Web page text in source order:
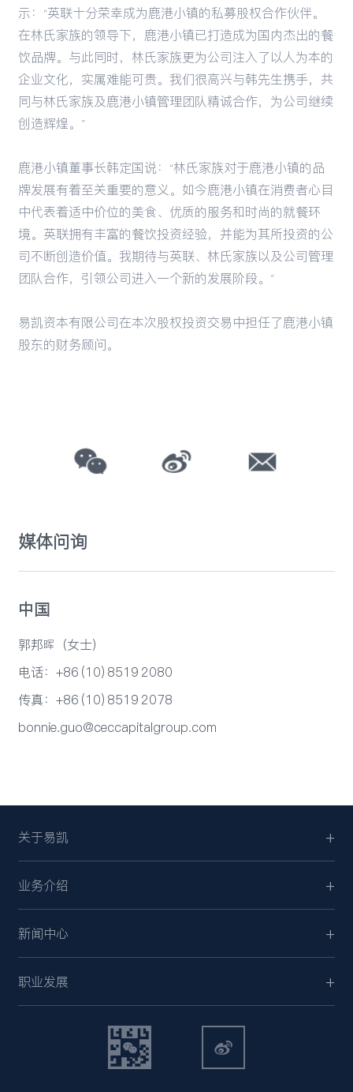
示：“英联十分荣幸成为鹿港小镇的私募股权合作伙伴。
在林氏家族的领导下，鹿港小镇已打造成为国内杰出的餐
饮品牌。与此同时，林氏家族更为公司注入了以人为本的
企业文化，实属难能可贵。我们很高兴与韩先生携手，共
同与林氏家族及鹿港小镇管理团队精诚合作，为公司继续
创造辉煌。”
鹿港小镇董事长韩定国说：“林氏家族对于鹿港小镇的品
牌发展有着至关重要的意义。如今鹿港小镇在消费者心目
中代表着适中价位的美食、优质的服务和时尚的就餐环
境。英联拥有丰富的餐饮投资经验，并能为其所投资的公
司不断创造价值。我期待与英联、林氏家族以及公司管理
团队合作，引领公司进入一个新的发展阶段。”
易凯资本有限公司在本次股权投资交易中担任了鹿港小镇
股东的财务顾问。
媒体问询
中国
郭邦晖（女士）
电话：+86 (10) 8519 2080
传真：+86 (10) 8519 2078
bonnie.guo@ceccapitalgroup.com
关于易凯
业务介绍
新闻中心
职业发展